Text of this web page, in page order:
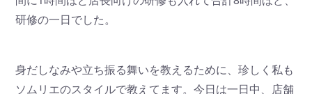
研修の一日でした。
身だしなみや立ち振る舞いを教えるために、珍しく私も
ソムリエのスタイルで教えてます。今日は一日中、店舗